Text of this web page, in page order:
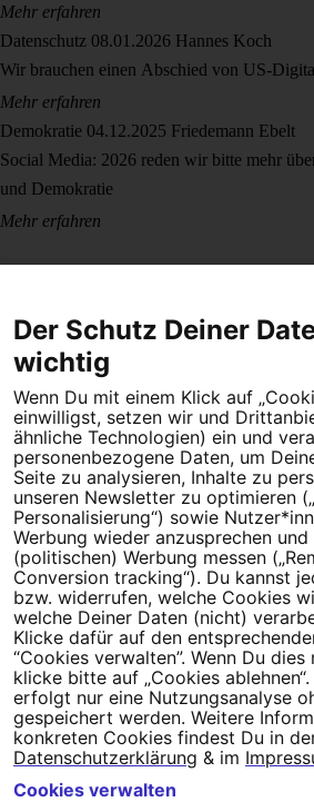
Mehr erfahren
Datenschutz 08.01.2026 Hannes Koch
Wir brauchen einen Abschied von US-
Mehr erfahren
Demokratie 04.12.2025 Friedemann Ebelt
Social Media: 2026 reden wir bitte mehr
und Demokratie
Mehr erfahren
Dein Engagement macht den Unterschied.
Millionen Menschen an.
Newsletter bestellen
Campact e.V.
IBAN DE95 2‍5‍1‍2 0‍5‍1‍0 6‍9‍8‍0 0‍0‍0‍0 0‍0
SozialBank
Direkt online spenden
NewsletterHilfe und
FAQKontakt DatenschutzImpressum
Der Schutz Deiner
wichtig
Wenn Du mit einem Klick auf
einwilligst, setzen wir und
ähnliche Technologien) ein und
personenbezogene Daten, um
Seite zu analysieren, Inhalte zu
unseren Newsletter zu optimieren
Personalisierung“) sowie
Werbung wieder anzusprechen
(politischen) Werbung messen
Conversion tracking“). Du kannst
bzw. widerrufen, welche Cookies
welche Deiner Daten (nicht)
Klicke dafür auf den
“Cookies verwalten”. Wenn Du
klicke bitte auf „Cookies
erfolgt nur eine Nutzungsanalyse
gespeichert werden. Weitere
konkreten Cookies findest Du in
Datenschutzerklärung & im
Cookies verwalten